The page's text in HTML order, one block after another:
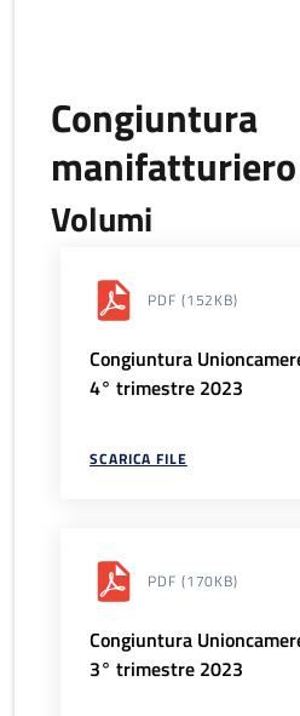
Congiuntura
manifatturiero
Volumi
PDF (152KB)
Congiuntura
4° trimestre 2023
SCARICA FILE
PDF (170KB)
Congiuntura
3° trimestre 2023